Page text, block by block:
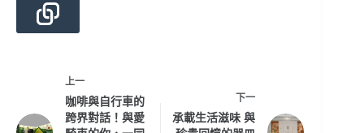
上一
咖啡與自行車的
跨界對話！與愛
下一
承載生活滋味 與